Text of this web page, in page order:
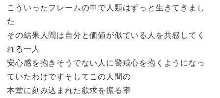
こういったフレームの中で人類はずっと生きてきまし
た
その結果人間は自分と価値が似ている人を共感してく
れる一人
安心感を抱きそうでない人に警戒心を抱くようになっ
ていたわけですそしてこの人間の
本堂に刻み込まれた欲求を振る率